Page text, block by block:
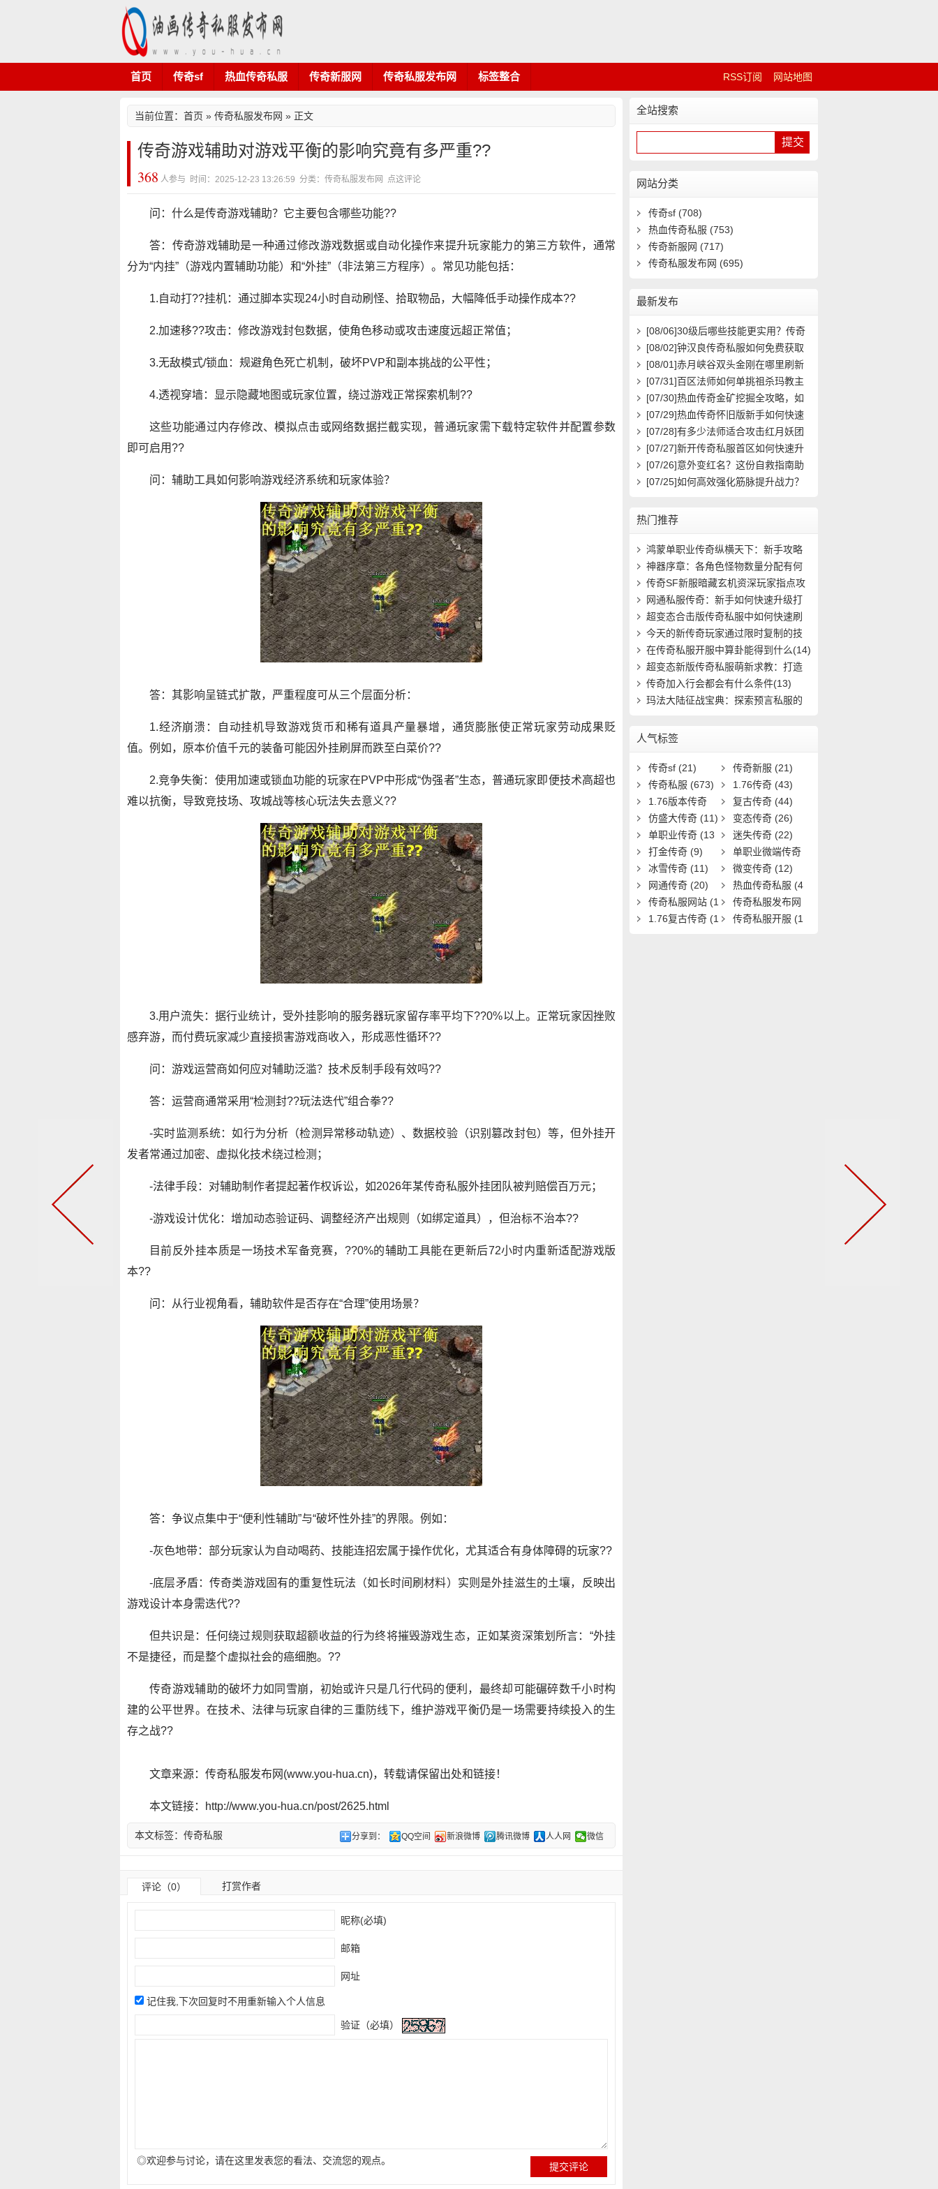
首页 传奇sf 热血传奇私服 传奇新服网 传奇私服发布网 标签整合 RSS订阅 网站地图
当前位置： 首页 » 传奇私服发布网 » 正文
传奇游戏辅助对游戏平衡的影响究竟有多严重??
368 人参与 时间：2025-12-23 13:26:59 分类：传奇私服发布网 点这评论
问：什么是传奇游戏辅助？它主要包含哪些功能??
答：传奇游戏辅助是一种通过修改游戏数据或自动化操作来提升玩家能力的第三方软件，通常
分为“内挂”（游戏内置辅助功能）和“外挂”（非法第三方程序）。常见功能包括：
1.自动打??挂机：通过脚本实现24小时自动刷怪、拾取物品，大幅降低手动操作成本??
2.加速移??攻击：修改游戏封包数据，使角色移动或攻击速度远超正常值；
3.无敌模式/锁血：规避角色死亡机制，破坏PVP和副本挑战的公平性；
4.透视穿墙：显示隐藏地图或玩家位置，绕过游戏正常探索机制??
这些功能通过内存修改、模拟点击或网络数据拦截实现，普通玩家需下载特定软件并配置参数
即可启用??
问：辅助工具如何影响游戏经济系统和玩家体验？
答：其影响呈链式扩散，严重程度可从三个层面分析：
1.经济崩溃：自动挂机导致游戏货币和稀有道具产量暴增，通货膨胀使正常玩家劳动成果贬
值。例如，原本价值千元的装备可能因外挂刷屏而跌至白菜价??
2.竞争失衡：使用加速或锁血功能的玩家在PVP中形成“伪强者”生态，普通玩家即便技术高超也
难以抗衡，导致竞技场、攻城战等核心玩法失去意义??
3.用户流失：据行业统计，受外挂影响的服务器玩家留存率平均下??0%以上。正常玩家因挫败
感弃游，而付费玩家减少直接损害游戏商收入，形成恶性循环??
问：游戏运营商如何应对辅助泛滥？技术反制手段有效吗??
答：运营商通常采用“检测封??玩法迭代”组合拳??
-实时监测系统：如行为分析（检测异常移动轨迹）、数据校验（识别篡改封包）等，但外挂开
发者常通过加密、虚拟化技术绕过检测；
-法律手段：对辅助制作者提起著作权诉讼，如2026年某传奇私服外挂团队被判赔偿百万元；
-游戏设计优化：增加动态验证码、调整经济产出规则（如绑定道具），但治标不治本??
目前反外挂本质是一场技术军备竞赛，??0%的辅助工具能在更新后72小时内重新适配游戏版
本??
问：从行业视角看，辅助软件是否存在“合理”使用场景？
答：争议点集中于“便利性辅助”与“破坏性外挂”的界限。例如：
-灰色地带：部分玩家认为自动喝药、技能连招宏属于操作优化，尤其适合有身体障碍的玩家??
-底层矛盾：传奇类游戏固有的重复性玩法（如长时间刷材料）实则是外挂滋生的土壤，反映出
游戏设计本身需迭代??
但共识是：任何绕过规则获取超额收益的行为终将摧毁游戏生态，正如某资深策划所言：“外挂
不是捷径，而是整个虚拟社会的癌细胞。??
传奇游戏辅助的破坏力如同雪崩，初始或许只是几行代码的便利，最终却可能碾碎数千小时构
建的公平世界。在技术、法律与玩家自律的三重防线下，维护游戏平衡仍是一场需要持续投入的生
存之战??
文章来源：传奇私服发布网(www.you-hua.cn)，转载请保留出处和链接！
本文链接：http://www.you-hua.cn/post/2625.html
分享到： QQ空间 新浪微博 腾讯微博 人人网 微信
本文标签： 传奇私服
评论（0） 打赏作者
昵称(必填)
邮箱
网址
记住我,下次回复时不用重新输入个人信息
验证（必填）
◎欢迎参与讨论，请在这里发表您的看法、交流您的观点。
全站搜索
网站分类
传奇sf (708)
热血传奇私服 (753)
传奇新服网 (717)
传奇私服发布网 (695)
最新发布
[08/06]30级后哪些技能更实用？传奇
玩家必看攻略
[08/02]钟汉良传奇私服如何免费获取
高级装备与快速升级攻略？
[08/01]赤月峡谷双头金刚在哪里刷新
具体位置坐标是什么？
[07/31]百区法师如何单挑祖杀玛教主
求高效打法？
[07/30]热血传奇金矿挖掘全攻略，如
何高效挖矿？
[07/29]热血传奇怀旧版新手如何快速
起步？前期必做任务与升级技巧有哪
些？
[07/28]有多少法师适合攻击红月妖团
队？
[07/27]新开传奇私服首区如何快速升
级？装备获取攻略有哪些？
[07/26]意外变红名？这份自救指南助
你快速洗白
[07/25]如何高效强化筋脉提升战力？
热门推荐
鸿蒙单职业传奇纵横天下：新手攻略
(551)
神器序章：各角色怪物数量分配有何
异同(659)
传奇SF新服暗藏玄机资深玩家指点攻
略秘籍(904)
网通私服传奇：新手如何快速升级打
宝？(525)
超变态合击版传奇私服中如何快速刷
到终极装(653)
今天的新传奇玩家通过限时复制的技
能(23)
在传奇私服开服中算卦能得到什么(14)
超变态新版传奇私服萌新求教：打造
极品装备(785)
传奇加入行会都会有什么条件(13)
玛法大陆征战宝典：探索预言私服的
人气标签
传奇sf (21) 传奇新服 (21)
传奇私服 (673) 1.76传奇 (43)
1.76版本传奇
(9)
复古传奇 (44)
仿盛大传奇 (11) 变态传奇 (26)
单职业传奇 (13
1)
迷失传奇 (22)
打金传奇 (9)
单职业微端传奇
(9)
冰雪传奇 (11) 微变传奇 (12)
网通传奇 (20) 热血传奇私服 (4
0)
传奇私服网站 (1
9)
传奇私服发布网
(11)
1.76复古传奇 (1
传奇私服开服 (1